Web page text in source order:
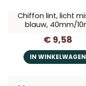
Chiffon lint, licht
blauw, 40mm/
€ 9,58
IN WINKELWAGEN